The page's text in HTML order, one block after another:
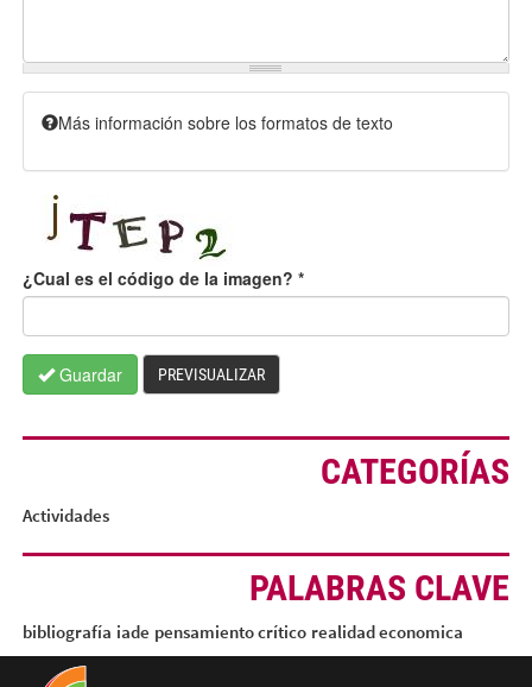
Más información sobre los formatos de texto
¿Cual es el código de la imagen? *
Guardar PREVISUALIZAR
CATEGORÍAS
Actividades
PALABRAS CLAVE
bibliografía iade pensamiento crítico realidad economica